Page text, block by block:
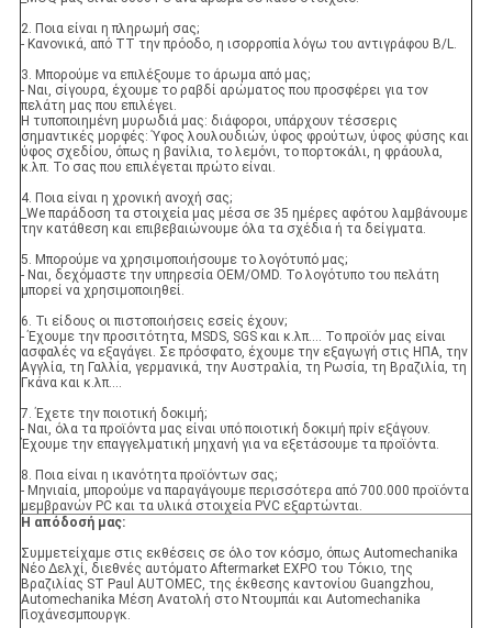
2. Ποια είναι η πληρωμή σας;
- Κανονικά, από TT την πρόοδο, η ισορροπία λόγω του αντιγράφου B/L.
3. Μπορούμε να επιλέξουμε το άρωμα από μας;
- Ναι, σίγουρα, έχουμε το ραβδί αρώματος που προσφέρει για τον
πελάτη μας που επιλέγει.
Η τυποποιημένη μυρωδιά μας: διάφοροι, υπάρχουν τέσσερις
σημαντικές μορφές: Ύφος λουλουδιών, ύφος φρούτων, ύφος φύσης και
ύφος σχεδίου, όπως η βανίλια, το λεμόνι, το πορτοκάλι, η φράουλα,
κ.λπ. Το σας που επιλέγεται πρώτο είναι.
4. Ποια είναι η χρονική ανοχή σας;
_We παράδοση τα στοιχεία μας μέσα σε 35 ημέρες αφότου λαμβάνουμε
την κατάθεση και επιβεβαιώνουμε όλα τα σχέδια ή τα δείγματα.
5. Μπορούμε να χρησιμοποιήσουμε το λογότυπό μας;
- Ναι, δεχόμαστε την υπηρεσία OEM/OMD. Το λογότυπο του πελάτη
μπορεί να χρησιμοποιηθεί.
6. Τι είδους οι πιστοποιήσεις εσείς έχουν;
- Έχουμε την προσιτότητα, MSDS, SGS και κ.λπ…. Το προϊόν μας είναι
ασφαλές να εξαγάγει. Σε πρόσφατο, έχουμε την εξαγωγή στις ΗΠΑ, την
Αγγλία, τη Γαλλία, γερμανικά, την Αυστραλία, τη Ρωσία, τη Βραζιλία, τη
Γκάνα και κ.λπ….
7. Έχετε την ποιοτική δοκιμή;
- Ναι, όλα τα προϊόντα μας είναι υπό ποιοτική δοκιμή πρίν εξάγουν.
Έχουμε την επαγγελματική μηχανή για να εξετάσουμε τα προϊόντα.
8. Ποια είναι η ικανότητα προϊόντων σας;
- Μηνιαία, μπορούμε να παραγάγουμε περισσότερα από 700.000 προϊόντα
μεμβρανών PC και τα υλικά στοιχεία PVC εξαρτώνται.
Η απόδοσή μας:
Συμμετείχαμε στις εκθέσεις σε όλο τον κόσμο, όπως Automechanika
Νέο Δελχί, διεθνές αυτόματο Aftermarket EXPO του Τόκιο, της
Βραζιλίας ST Paul AUTOMEC, της έκθεσης καντονίου Guangzhou,
Automechanika Μέση Ανατολή στο Ντουμπάι και Automechanika
Γιοχάνεσμπουργκ.